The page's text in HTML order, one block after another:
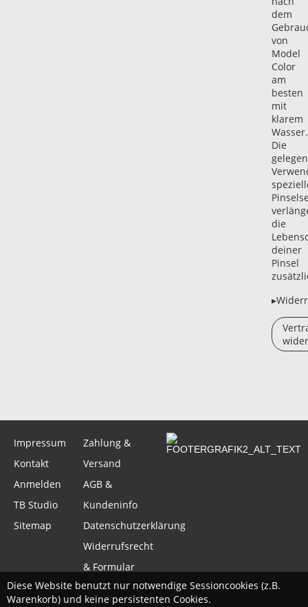
Diese Website benutzt nur notwendige Sessioncookies (z.B.
Warenkorb) und keine persistenten Cookies.
dem
von
Model
Color
am
besten
mit
klarem
Wasser.
Die
die
deiner
Pinsel
Impressum
Kontakt
Anmelden
TB Studio
Sitemap
Zahlung &
Versand
AGB &
Kundeninfo
Datenschutzerklärung
Widerrufsrecht
& Formular